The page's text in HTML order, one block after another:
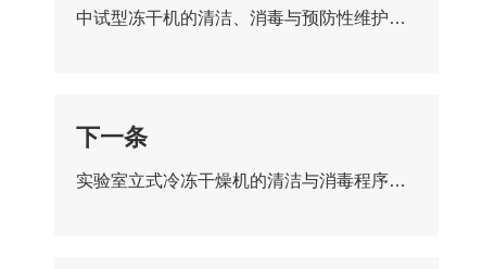
中试型冻干机的清洁、消毒与预防性维护指南
下一条
实验室立式冷冻干燥机的清洁与消毒程序在生物实验室中的实施